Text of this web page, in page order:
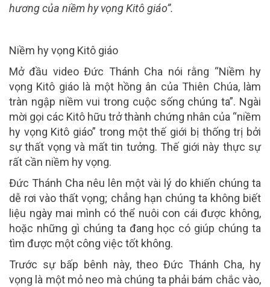
hương của niềm hy vọng Kitô giáo”.
Niềm hy vọng Kitô giáo
Mở đầu video Đức Thánh Cha nói rằng “Niềm hy
vọng Kitô giáo là một hồng ân của Thiên Chúa, làm
tràn ngập niềm vui trong cuộc sống chúng ta”. Ngài
mời gọi các Kitô hữu trở thành chứng nhân của “niềm
hy vọng Kitô giáo” trong một thế giới bị thống trị bởi
sự thất vọng và mất tin tưởng. Thế giới này thực sự
rất cần niềm hy vọng.
Đức Thánh Cha nêu lên một vài lý do khiến chúng ta
dễ rơi vào thất vọng; chẳng hạn chúng ta không biết
liệu ngày mai mình có thể nuôi con cái được không,
hoặc những gì chúng ta đang học có giúp chúng ta
tìm được một công việc tốt không.
Trước sự bấp bênh này, theo Đức Thánh Cha, hy
vọng là một mỏ neo mà chúng ta phải bám chắc vào,